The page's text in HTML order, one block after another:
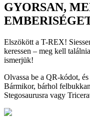
GYORSAN,
Elszökött a T-REX!
keressen – meg kell
ismerjük!
Olvassa be a QR-kódot,
Bármikor, bárhol
Stegosaurusra vagy